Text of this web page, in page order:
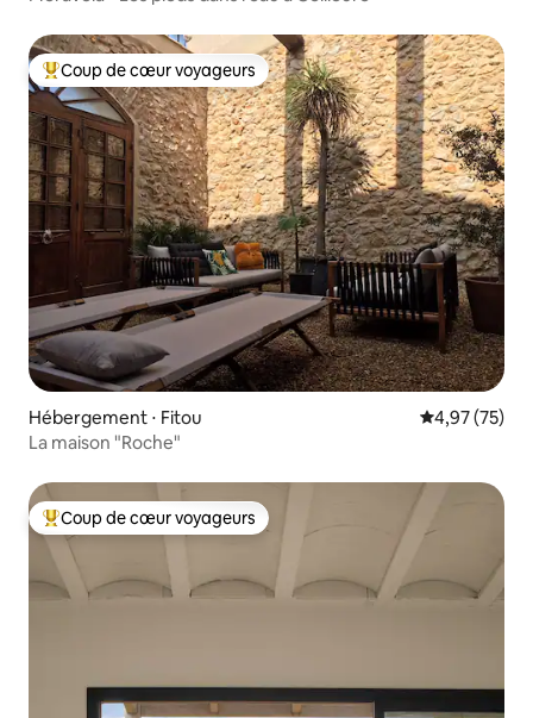
Coups de cœur voyageurs les plus appréciés
Coup de cœur voyageurs
Hébergement ⋅ Fitou Évaluation
4,97 (75)
La maison "Roche"
Coups de cœur voyageurs les plus appréciés
Coup de cœur voyageurs